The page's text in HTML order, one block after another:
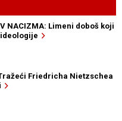
NACIZMA: Limeni doboš koji
Tražeći Friedricha Nietzschea